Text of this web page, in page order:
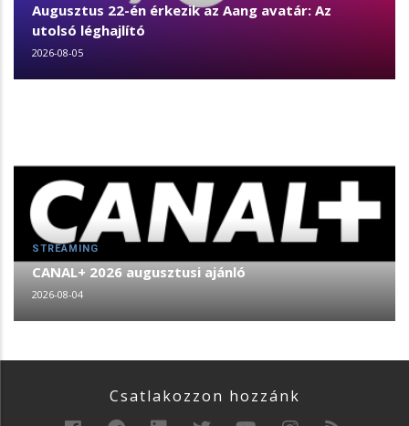
Augusztus 22-én érkezik az Aang avatár: Az
utolsó léghajlító
2026-08-05
STREAMING
CANAL+ 2026 augusztusi ajánló
2026-08-04
Csatlakozzon hozzánk